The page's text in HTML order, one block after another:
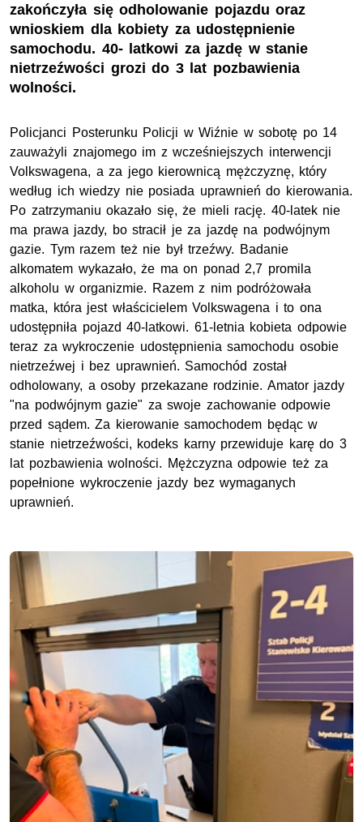
zakończyła się odholowanie pojazdu oraz
wnioskiem dla kobiety za udostępnienie
samochodu. 40- latkowi za jazdę w stanie
nietrzeźwości grozi do 3 lat pozbawienia
wolności.
Policjanci Posterunku Policji w Wiźnie w sobotę po 14
zauważyli znajomego im z wcześniejszych interwencji
Volkswagena, a za jego kierownicą mężczyznę, który
według ich wiedzy nie posiada uprawnień do kierowania.
Po zatrzymaniu okazało się, że mieli rację. 40-latek nie
ma prawa jazdy, bo stracił je za jazdę na podwójnym
gazie. Tym razem też nie był trzeźwy. Badanie
alkomatem wykazało, że ma on ponad 2,7 promila
alkoholu w organizmie. Razem z nim podróżowała
matka, która jest właścicielem Volkswagena i to ona
udostępniła pojazd 40-latkowi. 61-letnia kobieta odpowie
teraz za wykroczenie udostępnienia samochodu osobie
nietrzeźwej i bez uprawnień. Samochód został
odholowany, a osoby przekazane rodzinie. Amator jazdy
"na podwójnym gazie" za swoje zachowanie odpowie
przed sądem. Za kierowanie samochodem będąc w
stanie nietrzeźwości, kodeks karny przewiduje karę do 3
lat pozbawienia wolności. Mężczyzna odpowie też za
popełnione wykroczenie jazdy bez wymaganych
uprawnień.